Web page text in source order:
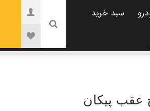
سبد خرید
عقب پیکان